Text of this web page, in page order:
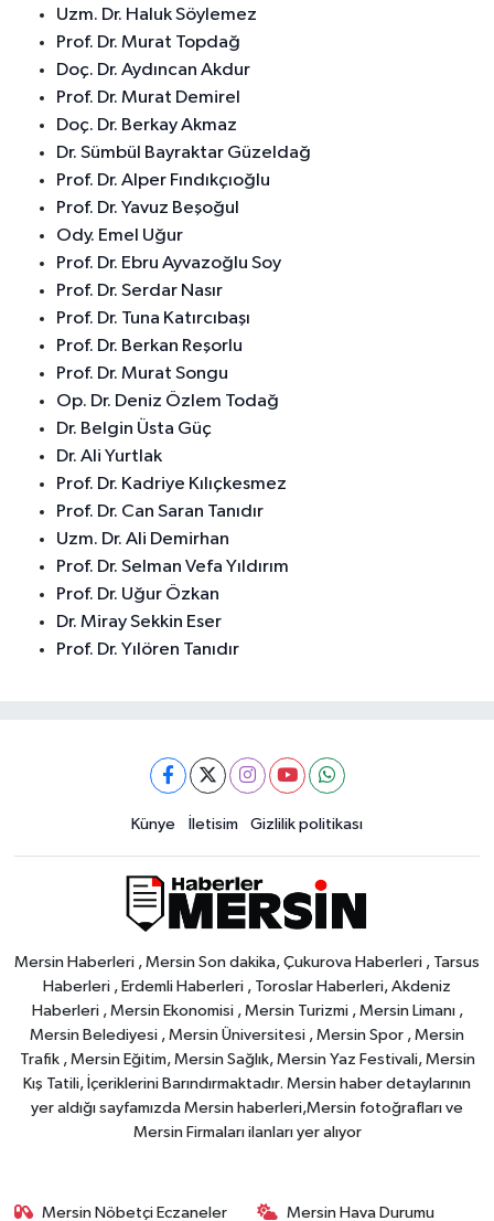
Uzm. Dr. Haluk Söylemez
Prof. Dr. Murat Topdağ
Doç. Dr. Aydıncan Akdur
Prof. Dr. Murat Demirel
Doç. Dr. Berkay Akmaz
Dr. Sümbül Bayraktar Güzeldağ
Prof. Dr. Alper Fındıkçıoğlu
Prof. Dr. Yavuz Beşoğul
Ody. Emel Uğur
Prof. Dr. Ebru Ayvazoğlu Soy
Prof. Dr. Serdar Nasır
Prof. Dr. Tuna Katırcıbaşı
Prof. Dr. Berkan Reşorlu
Prof. Dr. Murat Songu
Op. Dr. Deniz Özlem Todağ
Dr. Belgin Üsta Güç
Dr. Ali Yurtlak
Prof. Dr. Kadriye Kılıçkesmez
Prof. Dr. Can Saran Tanıdır
Uzm. Dr. Ali Demirhan
Prof. Dr. Selman Vefa Yıldırım
Prof. Dr. Uğur Özkan
Dr. Miray Sekkin Eser
Prof. Dr. Yılören Tanıdır
Künye İletisim Gizlilik politikası
Mersin Haberleri , Mersin Son dakika, Çukurova Haberleri , Tarsus
Haberleri , Erdemli Haberleri , Toroslar Haberleri, Akdeniz
Haberleri , Mersin Ekonomisi , Mersin Turizmi , Mersin Limanı ,
Mersin Belediyesi , Mersin Üniversitesi , Mersin Spor , Mersin
Trafik , Mersin Eğitim, Mersin Sağlık, Mersin Yaz Festivali, Mersin
Kış Tatili, İçeriklerini Barındırmaktadır. Mersin haber detaylarının
yer aldığı sayfamızda Mersin haberleri,Mersin fotoğrafları ve
Mersin Firmaları ilanları yer alıyor
Mersin Nöbetçi Eczaneler Mersin Hava Durumu